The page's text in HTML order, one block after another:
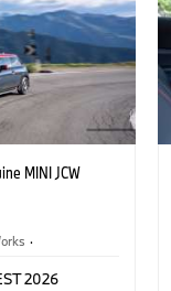
MINI JCW
·
2026